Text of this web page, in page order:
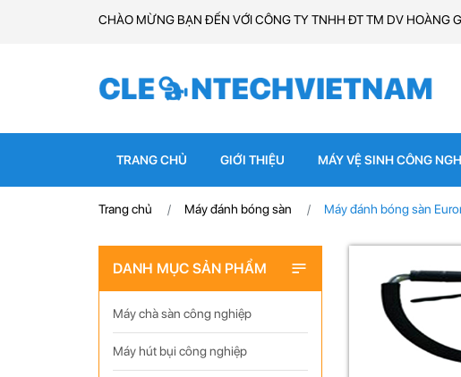
CHÀO MỪNG BẠN ĐẾN VỚI CÔNG TY TNHH ĐT TM DV HOÀNG
TRANG CHỦ GIỚI THIỆU MÁY VỆ SINH CÔNG
Trang chủ Máy đánh bóng sàn Máy đánh bóng sàn
DANH MỤC SẢN PHẨM
Máy chà sàn công nghiệp
Máy hút bụi công nghiệp